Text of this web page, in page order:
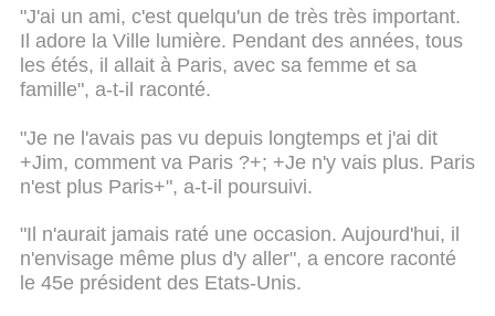
"J'ai un ami, c'est quelqu'un de très très important.
Il adore la Ville lumière. Pendant des années, tous
les étés, il allait à Paris, avec sa femme et sa
famille", a-t-il raconté.
"Je ne l'avais pas vu depuis longtemps et j'ai dit
+Jim, comment va Paris ?+; +Je n'y vais plus. Paris
n'est plus Paris+", a-t-il poursuivi.
"Il n'aurait jamais raté une occasion. Aujourd'hui, il
n'envisage même plus d'y aller", a encore raconté
le 45e président des Etats-Unis.